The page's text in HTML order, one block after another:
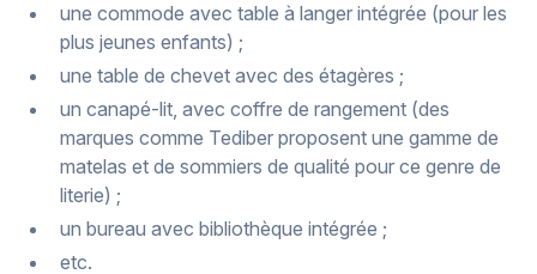
une commode avec table à langer intégrée (pour les
plus jeunes enfants) ;
une table de chevet avec des étagères ;
un canapé-lit, avec coffre de rangement (des
marques comme Tediber proposent une gamme de
matelas et de sommiers de qualité pour ce genre de
literie) ;
un bureau avec bibliothèque intégrée ;
etc.